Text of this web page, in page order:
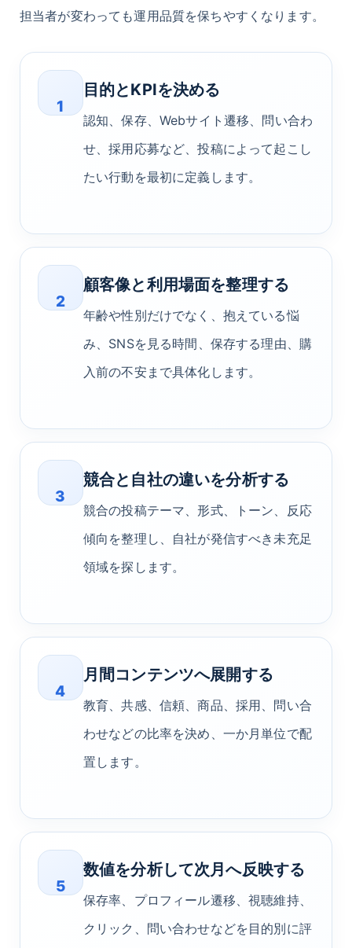
担当者が変わっても運用品質を保ちやすくなります。
1
目的とKPIを決める
認知、保存、Webサイト遷移、問い合わ
せ、採用応募など、投稿によって起こし
たい行動を最初に定義します。
2
顧客像と利用場面を整理する
年齢や性別だけでなく、抱えている悩
み、SNSを見る時間、保存する理由、購
入前の不安まで具体化します。
3
競合と自社の違いを分析する
競合の投稿テーマ、形式、トーン、反応
傾向を整理し、自社が発信すべき未充足
領域を探します。
4
月間コンテンツへ展開する
教育、共感、信頼、商品、採用、問い合
わせなどの比率を決め、一か月単位で配
置します。
5
数値を分析して次月へ反映する
保存率、プロフィール遷移、視聴維持、
クリック、問い合わせなどを目的別に評